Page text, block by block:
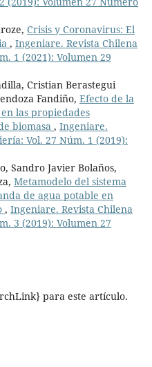
Crisis y Coronavirus: El
, Ingeniare. Revista Chilena
1 (2021): Volumen 29
Cristian Berastegui
Fandiño, Efecto de la
las propiedades
biomasa , Ingeniare.
Vol. 27 Núm. 1 (2019):
Sandro Javier Bolaños,
Metamodelo del sistema
de agua potable en
, Ingeniare. Revista Chilena
3 (2019): Volumen 27
para este artículo.